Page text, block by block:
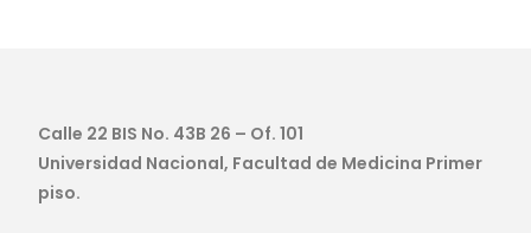
Calle 22 BIS No. 43B 26 – Of. 101
Universidad Nacional, Facultad de Medicina Primer
piso.